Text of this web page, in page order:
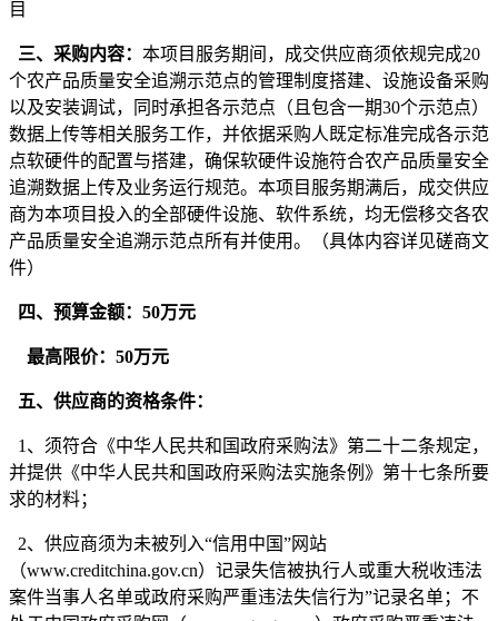
目
三、采购内容： 本项目服务期间， 成交供应商须依规完成20
个农产品质量安全追溯示范点的管理制度搭建、设施设备采购
以及安装调试，同时承担各示范点 （ 且包含一期30个示范点）
数据上传等相关服务工作，并依据采购人既定标准完成各示范
点软硬件的配置与搭建，确保软硬件设施符合农产品质量安全
追溯数据上传及业务运行规范。本项目服务期满后， 成交供应
商为本项目投入的全部硬件设施、软件系统，均无偿移交各农
产品质量安全追溯示范点所有并使用。
（具体内容详见磋商文
件）
四、预算金额： 50万元
最高限价： 50万元
五、供应商的资格条件：
1、须符合《中华人民共和国政府采购法》第二十二条规定，
并提供《中华人民共和国政府采购法实施条例》第十七条所要
求的材料；
2、供应商须为未被列入“信用中国”网站
（www.creditchina.gov.cn）记录失信被执行人或重大税收违法
案件当事人名单或政府采购严重违法失信行为”记录名单；不